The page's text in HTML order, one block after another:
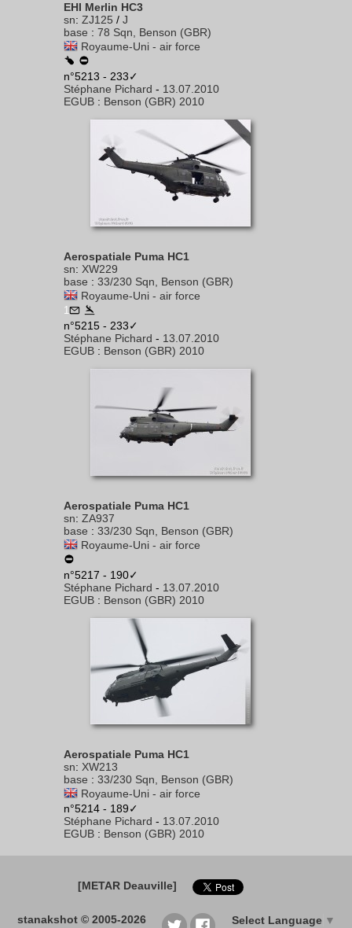
EHI Merlin HC3
sn: ZJ125 / J
base : 78 Sqn, Benson (GBR)
Royaume-Uni - air force
n°5213 - 233✓
Stéphane Pichard - 13.07.2010
EGUB : Benson (GBR) 2010
Aerospatiale Puma HC1
sn: XW229
base : 33/230 Sqn, Benson (GBR)
Royaume-Uni - air force
1
n°5215 - 233✓
Stéphane Pichard - 13.07.2010
EGUB : Benson (GBR) 2010
Aerospatiale Puma HC1
sn: ZA937
base : 33/230 Sqn, Benson (GBR)
Royaume-Uni - air force
n°5217 - 190✓
Stéphane Pichard - 13.07.2010
EGUB : Benson (GBR) 2010
Aerospatiale Puma HC1
sn: XW213
base : 33/230 Sqn, Benson (GBR)
Royaume-Uni - air force
n°5214 - 189✓
Stéphane Pichard - 13.07.2010
EGUB : Benson (GBR) 2010
[METAR Deauville]
stanakshot © 2005-2026 Select Language ▼